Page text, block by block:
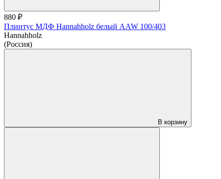
880 ₽
Плинтус МДФ Hannahholz белый AAW 100/403
Hannahholz
(Россия)
В корзину